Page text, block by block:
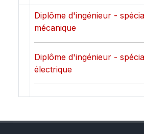
Diplôme d'ingénieur -
mécanique
Diplôme d'ingénieur -
électrique